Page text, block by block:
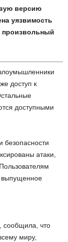
версию
уязвимость
произвольный
доступ к
доступными
безопасности
атаки,
выпущенное
сообщила, что
миру,